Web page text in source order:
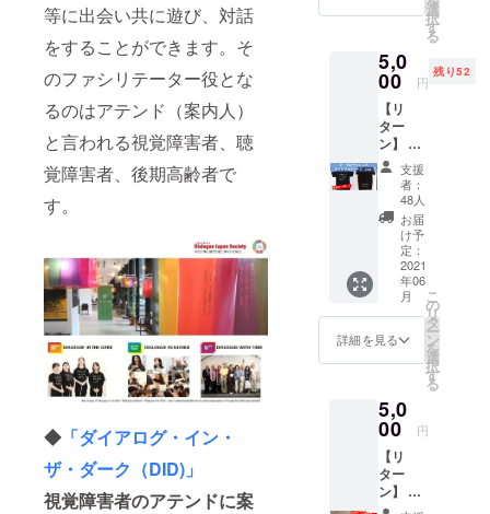
等に出会い共に遊び、対話
をすることができます。そ
のファシリテーター役とな
るのはアテンド（案内人）
と言われる視覚障害者、聴
覚障害者、後期高齢者で
す。
◆ 「ダイアログ・イン・
ザ・ダーク（DID)」
視覚障害者のアテンドに案
いるたくさ
を、出会い
と対話に
よってつな
ぎ、ダイ
バーシティ
を体感する
ミュージア
ム。この場
で生まれて
いく「対
話」が展示
物です。
HP：
gue.or.jp
えま
す。 イ
ラスト
は門秀
彦さ
ん。 門
さんは
NHK「
キャラ
とおた
まじゃ
くし
島」
や、手
話が共
通言語
となる
ストア
「ス
バック
スコー
ヒー
セッ
ト！ ・
世恵著
『さよ
ならの
先』 (講
談社文
庫) ・志
村真介
著『暗
闇から
世界が
変わる
ダイア
ログ・
イン・
ザ・
ダー
ク・
（講談
社現代
新書）
上記２
冊をサ
イン入
選
択
す
る
5,0
00 円
残り52
【リ
ター
ン】 ①
ダイア
ログか
らのお
礼の
メッ
セージ
②「ダ
イアロ
グ・イ
ン・
ザ・
ダー
ク」も
「ダイ
アロ
グ・イ
ン・サ
イレン
ス」T
支援
者：
48人
お届
け予
定：
2021
年06
月
詳細を見る
こ
の
リ
タ
ー
ン
を
選
択
す
る
5,0
00 円
【リ
ター
ン】 ①
ダイア